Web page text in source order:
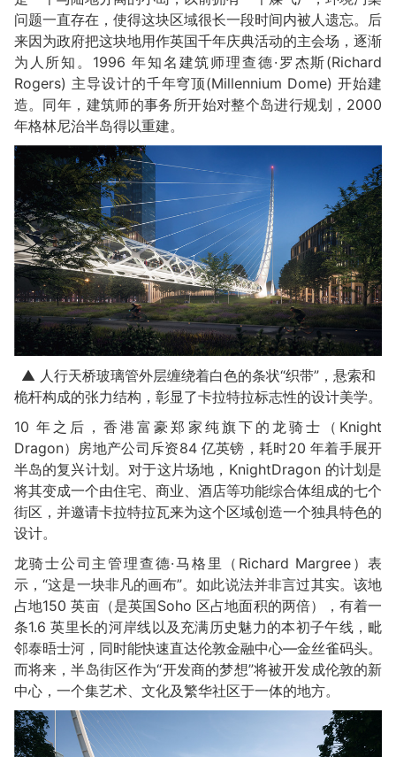
问题一直存在，使得这块区域很长一段时间内被人遗忘。后
来因为政府把这块地用作英国千年庆典活动的主会场，逐渐
为人所知。1996 年知名建筑师理查德·罗杰斯(Richard
Rogers) 主导设计的千年穹顶(Millennium Dome) 开始建
造。同年，建筑师的事务所开始对整个岛进行规划，2000
年格林尼治半岛得以重建。
▲ 人行天桥玻璃管外层缠绕着白色的条状“织带”，悬索和
桅杆构成的张力结构，彰显了卡拉特拉标志性的设计美学。
10 年之后，香港富豪郑家纯旗下的龙骑士（Knight
Dragon）房地产公司斥资84 亿英镑，耗时20 年着手展开
半岛的复兴计划。对于这片场地，KnightDragon 的计划是
将其变成一个由住宅、商业、酒店等功能综合体组成的七个
街区，并邀请卡拉特拉瓦来为这个区域创造一个独具特色的
设计。
龙骑士公司主管理查德·马格里（Richard Margree）表
示，“这是一块非凡的画布”。如此说法并非言过其实。该地
占地150 英亩（是英国Soho 区占地面积的两倍），有着一
条1.6 英里长的河岸线以及充满历史魅力的本初子午线，毗
邻泰晤士河，同时能快速直达伦敦金融中心—金丝雀码头。
而将来，半岛街区作为“开发商的梦想”将被开发成伦敦的新
中心，一个集艺术、文化及繁华社区于一体的地方。